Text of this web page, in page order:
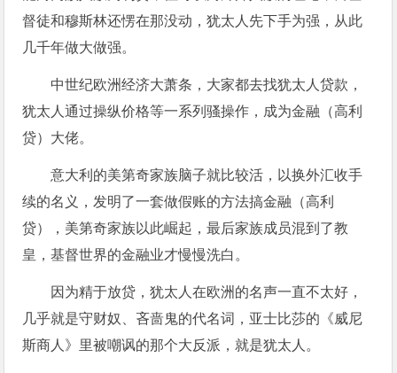
督徒和穆斯林还愣在那没动，犹太人先下手为强，从此
几千年做大做强。
中世纪欧洲经济大萧条，大家都去找犹太人贷款，
犹太人通过操纵价格等一系列骚操作，成为金融（高利
贷）大佬。
意大利的美第奇家族脑子就比较活，以换外汇收手
续的名义，发明了一套做假账的方法搞金融（高利
贷），美第奇家族以此崛起，最后家族成员混到了教
皇，基督世界的金融业才慢慢洗白。
因为精于放贷，犹太人在欧洲的名声一直不太好，
几乎就是守财奴、吝啬鬼的代名词，亚士比莎的《威尼
斯商人》里被嘲讽的那个大反派，就是犹太人。